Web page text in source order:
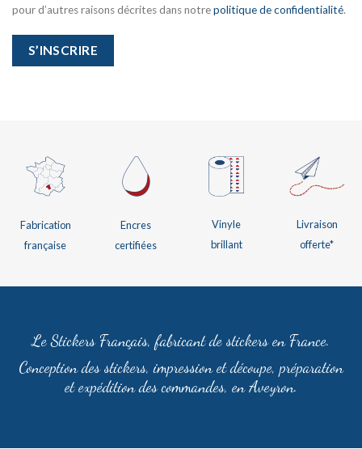
pour d’autres raisons décrites dans notrepolitique de confidentialité.
S’INSCRIRE
Fabrication
française
Encres
certifiées
Vinyle
brillant
Livraison
offerte*
Le Stickers Français, fabricant de stickers en France.
Conception des stickers, impression et découpe, préparation
et expédition des commandes, en Aveyron.